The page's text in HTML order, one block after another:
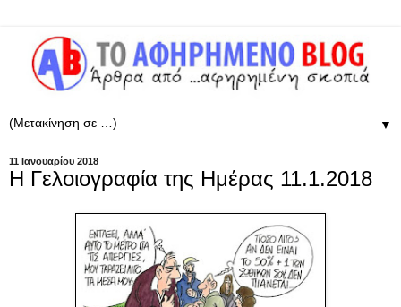
▼
11 Ιανουαρίου 2018
Η Γελοιογραφία της Ημέρας 11.1.2018